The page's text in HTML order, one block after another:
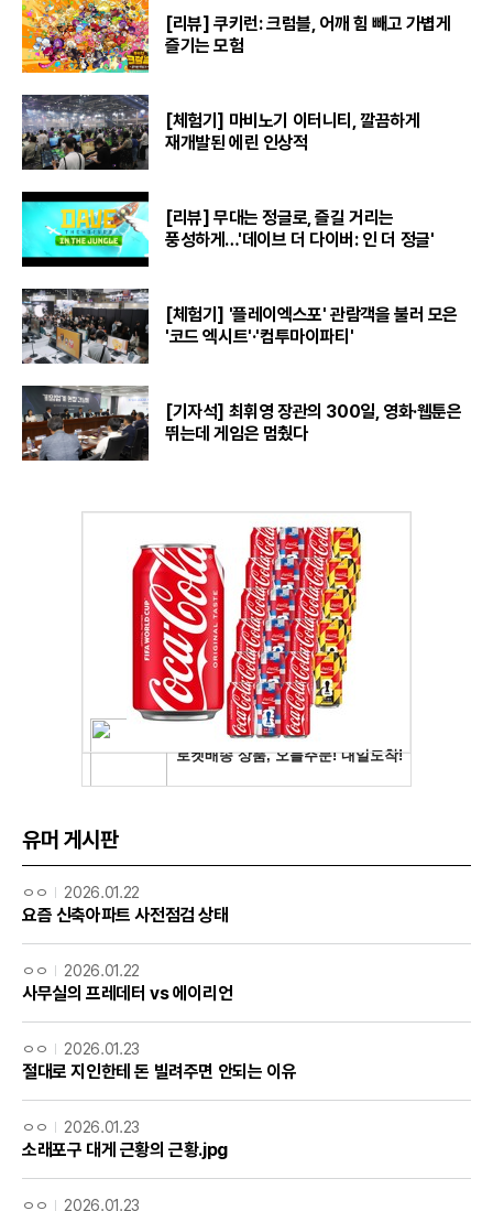
[리뷰] 쿠키런: 크럼블, 어깨 힘 빼고 가볍게
즐기는 모험
[체험기] 마비노기 이터니티, 깔끔하게
재개발된 에린 인상적
[리뷰] 무대는 정글로, 즐길 거리는
풍성하게…'데이브 더 다이버: 인 더 정글'
[체험기] '플레이엑스포' 관람객을 불러 모은
'코드 엑시트'·'컴투마이파티'
[기자석] 최휘영 장관의 300일, 영화·웹툰은
뛰는데 게임은 멈췄다
유머 게시판
ㅇㅇ 2026.01.22
요즘 신축아파트 사전점검 상태
ㅇㅇ 2026.01.22
사무실의 프레데터 vs 에이리언
ㅇㅇ 2026.01.23
절대로 지인한테 돈 빌려주면 안되는 이유
ㅇㅇ 2026.01.23
소래포구 대게 근황의 근황.jpg
ㅇㅇ 2026.01.23